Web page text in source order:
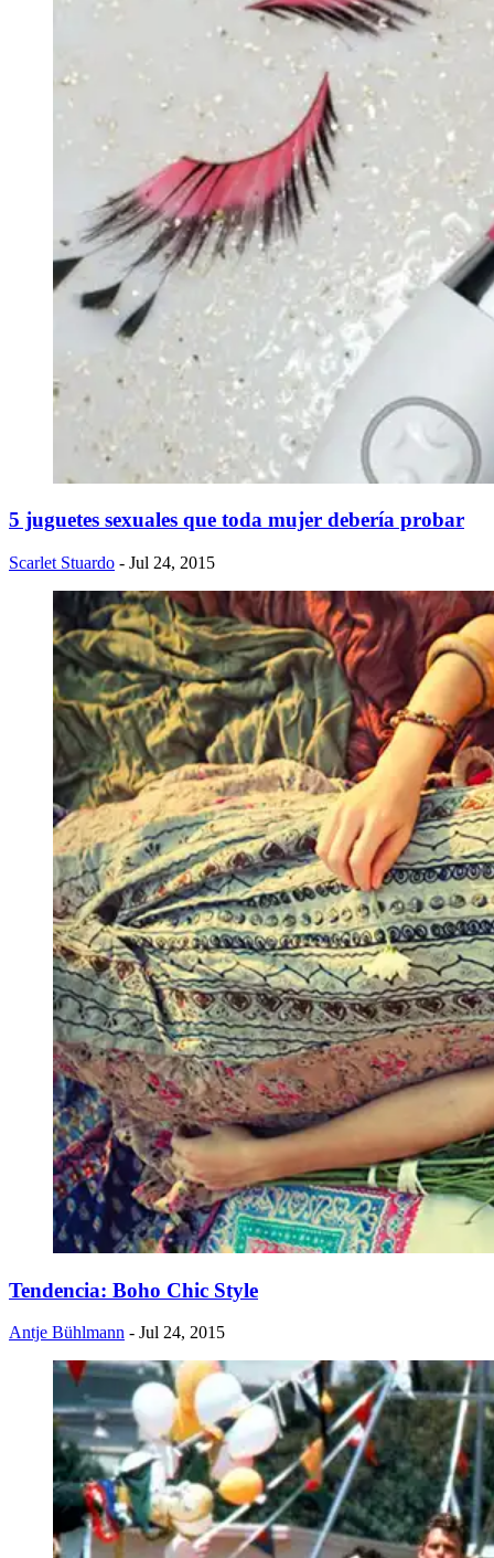
5 juguetes sexuales que toda mujer debería probar
Scarlet Stuardo - Jul 24, 2015
Tendencia: Boho Chic Style
Antje Bühlmann - Jul 24, 2015